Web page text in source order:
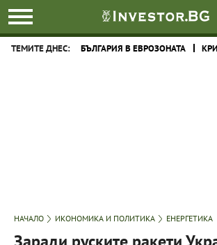
ТЕМИТЕ ДНЕС: БЪЛГАРИЯ В ЕВРОЗОНАТА
НАЧАЛО ИКОНОМИКА И ПОЛИТИКА ЕНЕРГЕТИКА